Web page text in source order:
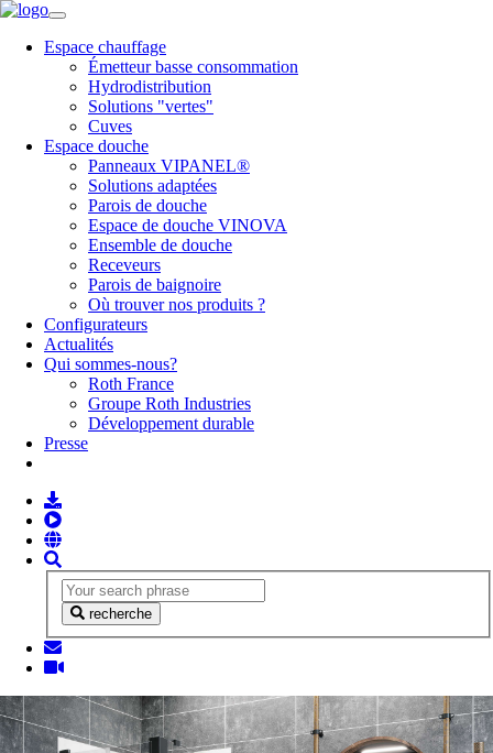
Espace chauffage
Émetteur basse consommation
Hydrodistribution
Solutions "vertes"
Cuves
Espace douche
Panneaux VIPANEL®
Solutions adaptées
Parois de douche
Espace de douche VINOVA
Ensemble de douche
Receveurs
Parois de baignoire
Où trouver nos produits ?
Configurateurs
Actualités
Qui sommes-nous?
Roth France
Groupe Roth Industries
Développement durable
Presse
recherche